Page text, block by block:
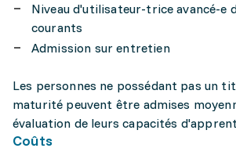
Niveau d'utilisateur-trice avancé-e
courants
Admission sur entretien
Les personnes ne possédant pas un
maturité peuvent être admises
évaluation de leurs capacités
Coûts